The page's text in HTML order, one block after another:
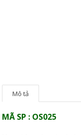
Mô tả
MÃ SP : OS025